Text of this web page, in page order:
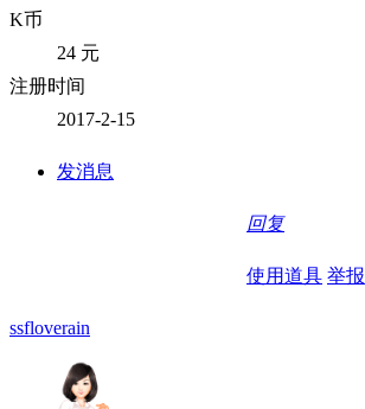
K币
24 元
注册时间
2017-2-15
发消息
回复
使用道具 举报
ssfloverain